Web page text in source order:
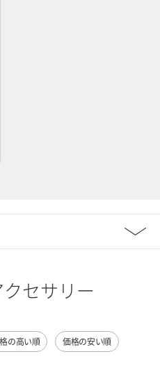
セサリー
の高い順 価格の安い順